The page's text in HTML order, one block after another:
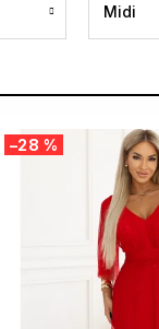
Midi
–28 %